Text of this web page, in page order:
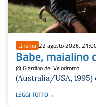
cinema 22 agosto 2026,
Babe, maialino
@ Giardino del Velodromo
(Australia/USA, 1995)
LEGGI TUTTO